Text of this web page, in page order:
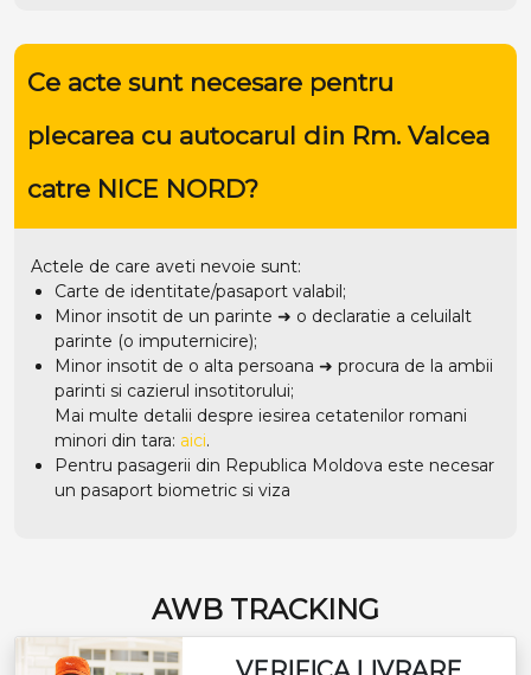
Ce acte sunt necesare pentru
plecarea cu autocarul din Rm. Valcea
catre NICE NORD?
Actele de care aveti nevoie sunt:
Carte de identitate/pasaport valabil;
Minor insotit de un parinte ➜ o declaratie a celuilalt
parinte (o imputernicire);
Minor insotit de o alta persoana ➜ procura de la ambii
parinti si cazierul insotitorului;
Mai multe detalii despre iesirea cetatenilor romani
minori din tara: aici.
Pentru pasagerii din Republica Moldova este necesar
un pasaport biometric si viza
AWB TRACKING